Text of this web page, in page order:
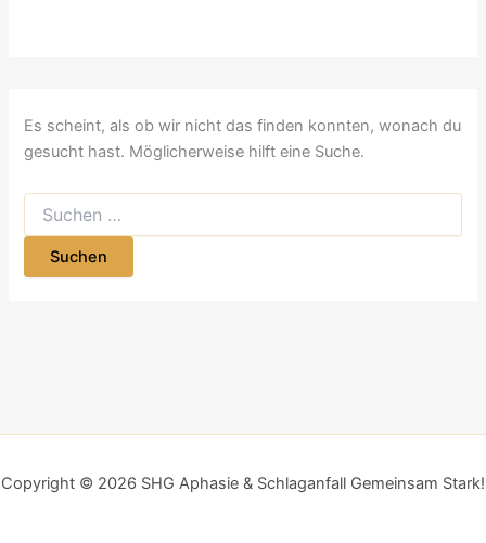
Es scheint, als ob wir nicht das finden konnten, wonach du
gesucht hast. Möglicherweise hilft eine Suche.
Copyright © 2026 SHG Aphasie & Schlaganfall Gemeinsam Stark!